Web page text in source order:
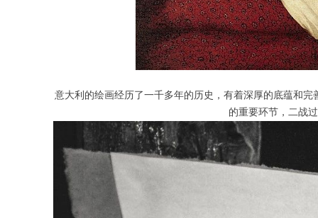
意大利的绘画经历了一千多年的历史，有着深厚的底蕴和
的重要环节，二战